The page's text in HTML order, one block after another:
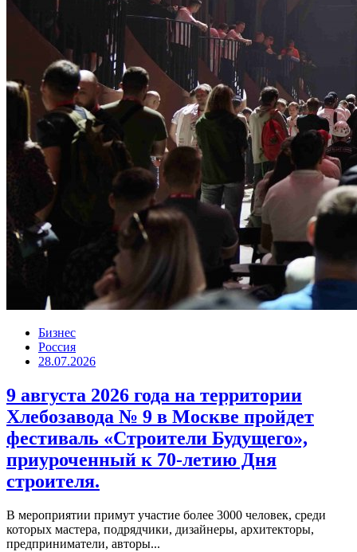
Бизнес
Россия
28.07.2026
9 августа 2026 года на территории
Хлебозавода № 9 в Москве пройдет
фестиваль «Строители Будущего»,
приуроченный к 70-летию Дня
строителя.
В мероприятии примут участие более 3000 человек, среди
которых мастера, подрядчики, дизайнеры, архитекторы,
предприниматели, авторы...